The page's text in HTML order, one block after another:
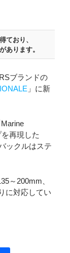
ており、
あります。
ブランドの
」に新
再現した
ックルはステ
～200mm、
に対応してい